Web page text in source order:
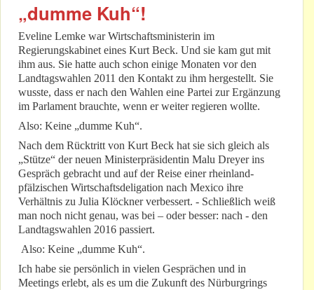
„dumme Kuh“!
Eveline Lemke war Wirtschaftsministerin im
Regierungskabinet eines Kurt Beck. Und sie kam gut mit
ihm aus. Sie hatte auch schon einige Monaten vor den
Landtagswahlen 2011 den Kontakt zu ihm hergestellt. Sie
wusste, dass er nach den Wahlen eine Partei zur Ergänzung
im Parlament brauchte, wenn er weiter regieren wollte.
Also: Keine „dumme Kuh“.
Nach dem Rücktritt von Kurt Beck hat sie sich gleich als
„Stütze“ der neuen Ministerpräsidentin Malu Dreyer ins
Gespräch gebracht und auf der Reise einer rheinland-
pfälzischen Wirtschaftsdeligation nach Mexico ihre
Verhältnis zu Julia Klöckner verbessert. - Schließlich weiß
man noch nicht genau, was bei – oder besser: nach - den
Landtagswahlen 2016 passiert.
Also: Keine „dumme Kuh“.
Ich habe sie persönlich in vielen Gesprächen und in
Meetings erlebt, als es um die Zukunft des Nürburgrings